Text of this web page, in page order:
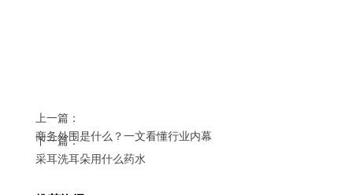
上一篇：
商务外围是什么？一文看懂行业内幕
下一篇：
采耳洗耳朵用什么药水